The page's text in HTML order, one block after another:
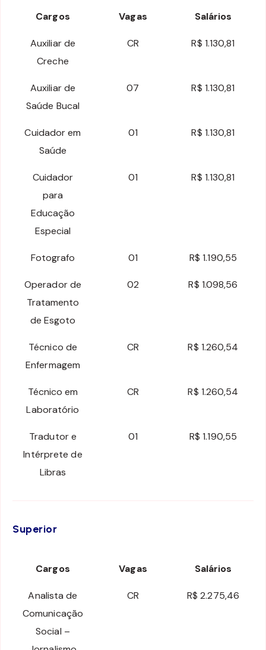
Cargos Vagas Salários
Auxiliar de
Creche
CR R$ 1.130,81
Auxiliar de
Saúde Bucal
07 R$ 1.130,81
Cuidador em
Saúde
01 R$ 1.130,81
Cuidador
para
Educação
Especial
01 R$ 1.130,81
Fotografo 01 R$ 1.190,55
Operador de
Tratamento
de Esgoto
02 R$ 1.098,56
Técnico de
Enfermagem
CR R$ 1.260,54
Técnico em
Laboratório
CR R$ 1.260,54
Tradutor e
Intérprete de
Libras
01 R$ 1.190,55
Superior
Cargos Vagas Salários
Analista de
Comunicação
Social –
CR R$ 2.275,46